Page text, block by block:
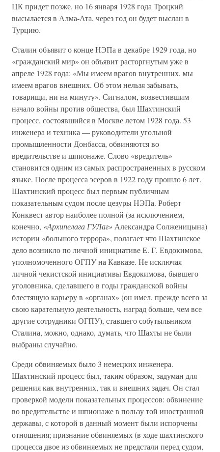
ЦК придет позже, но 16 января 1928 года Троцкий
высылается в Алма-Ата, через год он будет выслан в
Турцию.
Сталин объявит о конце НЭПа в декабре 1929 года, но
«гражданский мир» он объявит расторгнутым уже в
апреле 1928 года: «Мы имеем врагов внутренних, мы
имеем врагов внешних. Об этом нельзя забывать,
товарищи, ни на минуту». Сигналом, возвестившим
начало войны против общества, был Шахтинский
процесс, состоявшийся в Москве летом 1928 года. 53
инженера и техника — руководители угольной
промышленности Донбасса, обвиняются во
вредительстве и шпионаже. Слово «вредитель»
становится одним из самых распространенных в русском
языке. После процесса эсеров в 1922 году прошло 6 лет.
Шахтинский процесс был первым публичным
показательным судом после цезуры НЭПа. Роберт
Конквест автор наиболее полной (за исключением,
конечно, «Архипелага ГУЛаг» Александра Солженицына)
истории «большого террора», полагает что Шахтинское
дело возникло по личной инициативе Е. Г. Евдокимова,
уполномоченного ОГПУ на Кавказе. Не исключая
личной чекистской инициативы Евдокимова, бывшего
уголовника, сделавшего в годы гражданской войны
блестящую карьеру в «органах» (он имел, прежде всего за
свою карательную деятельность, наград больше, чем все
другие сотрудники ОГПУ), ставшего собутыльником
Сталина, можно, однако, думать, что Шахты не были
выбраны случайно.
Среди обвиняемых было 3 немецких инженера.
Шахтинский процесс был, таким образом, задуман для
решения как внутренних, так и внешних задач. Он стал
проверкой модели показательных процессов: обвинение
во вредительстве и шпионаже в пользу той иностранной
державы, с которой в данный момент были испорчены
отношения; признание обвиняемых (в ходе шахтинского
процесса двое из обвиняемых не предстали перед судом,